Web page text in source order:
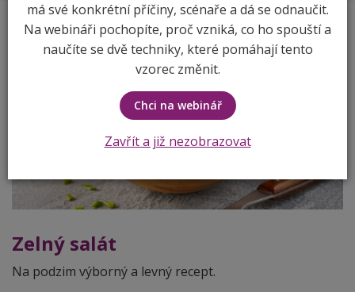
Zelný salát
Na podzim výborný a levný recept.
má své konkrétní příčiny, scénaře a dá se odnaučit.
Na webináři pochopíte, proč vzniká, co ho spouští a
naučíte se dvě techniky, které pomáhají tento
vzorec změnit.
Chci na webinář
Zavřít a již nezobrazovat